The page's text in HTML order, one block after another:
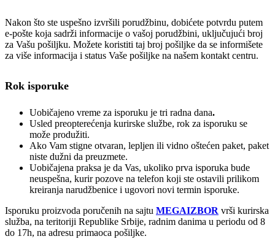
Nakon što ste uspešno izvršili porudžbinu, dobićete potvrdu putem
e-pošte koja sadrži informacije o vašoj porudžbini, uključujući broj
za Vašu pošiljku. Možete koristiti taj broj pošiljke da se informišete
za više informacija i status Vaše pošiljke na našem kontakt centru.
Rok isporuke
Uobičajeno vreme za isporuku je tri radna dana.
Usled preopterećenja kurirske službe, rok za isporuku se
može produžiti.
Ako Vam stigne otvaran, lepljen ili vidno oštećen paket, paket
niste dužni da preuzmete.
Uobičajena praksa je da Vas, ukoliko prva isporuka bude
neuspešna, kurir pozove na telefon koji ste ostavili prilikom
kreiranja narudžbenice i ugovori novi termin isporuke.
Isporuku proizvoda poručenih na sajtu MEGAIZBOR vrši kurirska
služba, na teritoriji Republike Srbije, radnim danima u periodu od 8
do 17h, na adresu primaoca pošiljke.